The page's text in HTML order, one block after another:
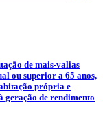
de mais-valias
ou superior a 65 anos,
própria e
geração de rendimento